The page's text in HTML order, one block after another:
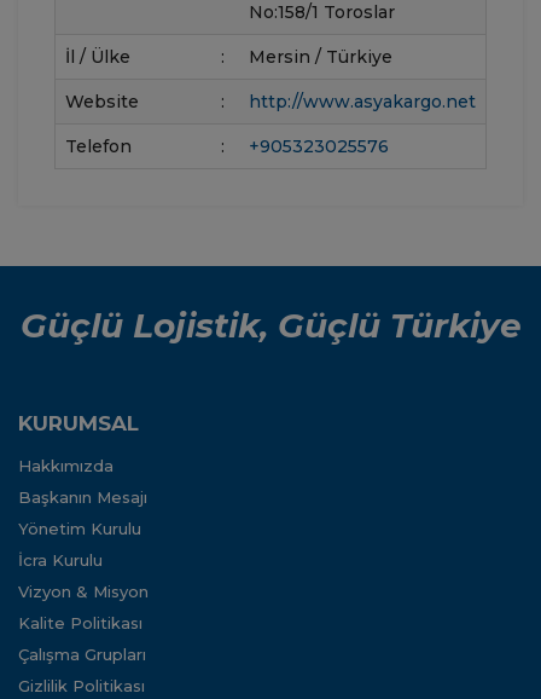
No:158/1 Toroslar
İl / Ülke : Mersin / Türkiye
Website : http://www.asyakargo.net
Telefon : +905323025576
Güçlü Lojistik, Güçlü Türkiye
KURUMSAL
Hakkımızda
Başkanın Mesajı
Yönetim Kurulu
İcra Kurulu
Vizyon & Misyon
Kalite Politikası
Çalışma Grupları
Gizlilik Politikası